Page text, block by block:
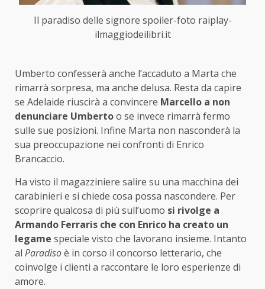
Il paradiso delle signore spoiler-foto raiplay-
ilmaggiodeilibri.it
Umberto confesserà anche l’accaduto a Marta che
rimarrà sorpresa, ma anche delusa. Resta da capire
se Adelaide riuscirà a convincere Marcello a non
denunciare Umbertoo se invece rimarrà fermo
sulle sue posizioni. Infine Marta non nasconderà la
sua preoccupazione nei confronti di Enrico
Brancaccio.
Ha visto il magazziniere salire su una macchina dei
carabinieri e si chiede cosa possa nascondere. Per
scoprire qualcosa di più sull’uomo si rivolge a
Armando Ferraris che con Enrico ha creato un
legame speciale visto che lavorano insieme. Intanto
al Paradisoè in corso il concorso letterario, che
coinvolge i clienti a raccontare le loro esperienze di
amore.